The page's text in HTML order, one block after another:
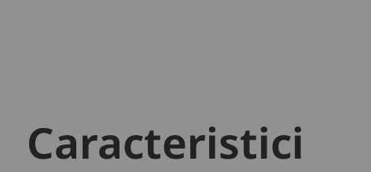
Caracteristici